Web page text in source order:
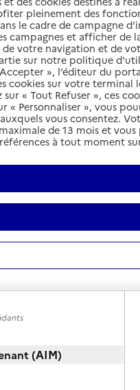
recherche aux favoris
(ACSC)
(AIM)
pleinement des
le cadre de campagne
campagnes et afficher de
votre navigation et de
sur notre politique
», l’éditeur du
cookies sur votre terminal
« Tout Refuser », ces
« Personnaliser », vous
vous consentez.
de 13 mois et
à tout moment